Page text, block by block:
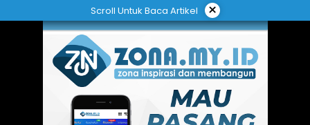
ke
Scroll Untuk Baca Artikel ×